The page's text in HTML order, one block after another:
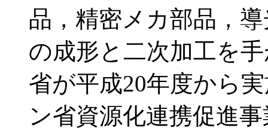
品，精密メカ部品，
の成形と二次加工を
省が平成20年度から
ン省資源化連携促進